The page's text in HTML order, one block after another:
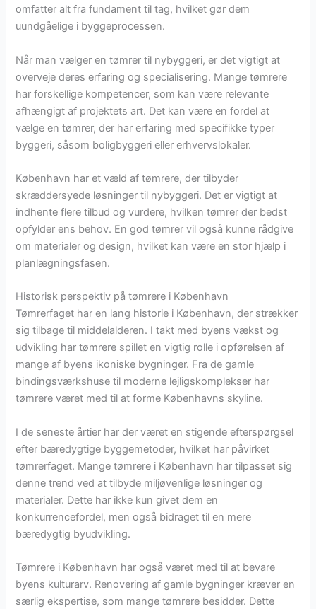
omfatter alt fra fundament til tag, hvilket gør dem
uundgåelige i byggeprocessen.
Når man vælger en tømrer til nybyggeri, er det vigtigt at
overveje deres erfaring og specialisering. Mange tømrere
har forskellige kompetencer, som kan være relevante
afhængigt af projektets art. Det kan være en fordel at
vælge en tømrer, der har erfaring med specifikke typer
byggeri, såsom boligbyggeri eller erhvervslokaler.
København har et væld af tømrere, der tilbyder
skræddersyede løsninger til nybyggeri. Det er vigtigt at
indhente flere tilbud og vurdere, hvilken tømrer der bedst
opfylder ens behov. En god tømrer vil også kunne rådgive
om materialer og design, hvilket kan være en stor hjælp i
planlægningsfasen.
Historisk perspektiv på tømrere i København
Tømrerfaget har en lang historie i København, der strækker
sig tilbage til middelalderen. I takt med byens vækst og
udvikling har tømrere spillet en vigtig rolle i opførelsen af
mange af byens ikoniske bygninger. Fra de gamle
bindingsværkshuse til moderne lejligskomplekser har
tømrere været med til at forme Københavns skyline.
I de seneste årtier har der været en stigende efterspørgsel
efter bæredygtige byggemetoder, hvilket har påvirket
tømrerfaget. Mange tømrere i København har tilpasset sig
denne trend ved at tilbyde miljøvenlige løsninger og
materialer. Dette har ikke kun givet dem en
konkurrencefordel, men også bidraget til en mere
bæredygtig byudvikling.
Tømrere i København har også været med til at bevare
byens kulturarv. Renovering af gamle bygninger kræver en
særlig ekspertise, som mange tømrere besidder. Dette